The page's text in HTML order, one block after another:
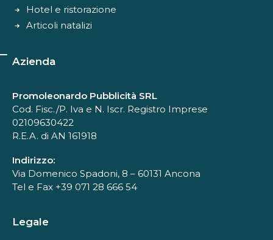
Hotel e ristorazione
Articoli natalizi
Azienda
Promoleonardo Pubblicità SRL
Cod. Fisc./P. Iva e N. Iscr. Registro Imprese
02109630422
R.E.A. di AN 161918
Indirizzo:
Via Domenico Spadoni, 8 – 60131 Ancona
Tel e Fax +39 071 28 666 54
Legale